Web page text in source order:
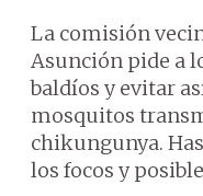
La comisión
Asunción pide a
baldíos y evitar
mosquitos
chikungunya.
los focos y